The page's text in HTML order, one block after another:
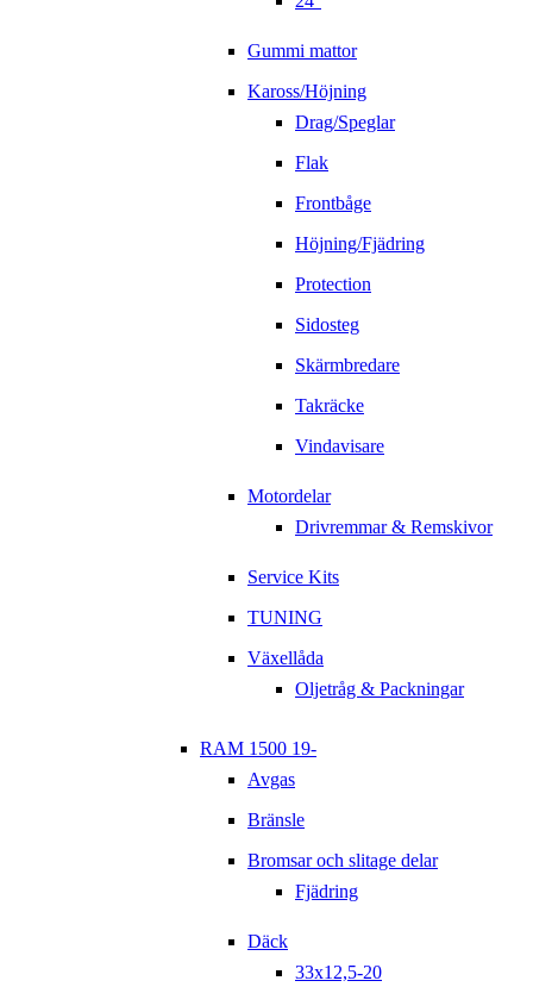
Gummi mattor
Kaross/Höjning
Drag/Speglar
Flak
Frontbåge
Höjning/Fjädring
Protection
Sidosteg
Skärmbredare
Takräcke
Vindavisare
Motordelar
Drivremmar & Remskivor
Service Kits
TUNING
Växellåda
Oljetråg & Packningar
RAM 1500 19-
Avgas
Bränsle
Bromsar och slitage delar
Fjädring
Däck
33x12,5-20